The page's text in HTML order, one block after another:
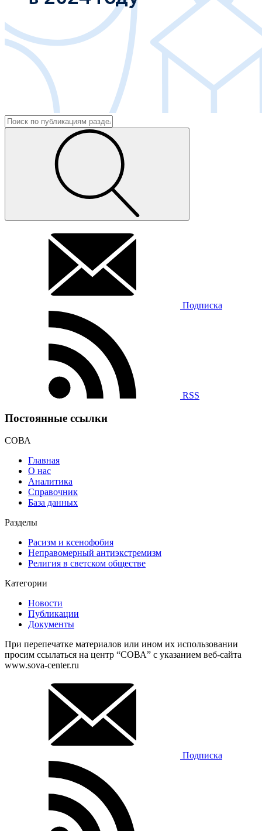
Подписка
RSS
Постоянные ссылки
СОВА
Главная
О нас
Аналитика
Справочник
База данных
Разделы
Расизм и ксенофобия
Неправомерный антиэкстремизм
Религия в светском обществе
Категории
Новости
Публикации
Документы
При перепечатке материалов или ином их использовании
просим ссылаться на центр “СОВА” с указанием веб-сайта
www.sova-center.ru
Подписка